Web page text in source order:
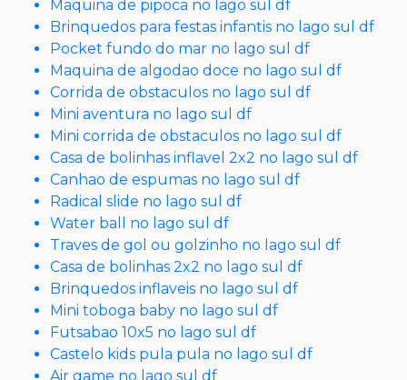
Maquina de pipoca no lago sul df
Brinquedos para festas infantis no lago sul df
Pocket fundo do mar no lago sul df
Maquina de algodao doce no lago sul df
Corrida de obstaculos no lago sul df
Mini aventura no lago sul df
Mini corrida de obstaculos no lago sul df
Casa de bolinhas inflavel 2x2 no lago sul df
Canhao de espumas no lago sul df
Radical slide no lago sul df
Water ball no lago sul df
Traves de gol ou golzinho no lago sul df
Casa de bolinhas 2x2 no lago sul df
Brinquedos inflaveis no lago sul df
Mini toboga baby no lago sul df
Futsabao 10x5 no lago sul df
Castelo kids pula pula no lago sul df
Air game no lago sul df